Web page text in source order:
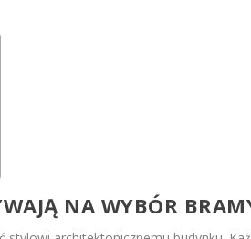
NA WYBÓR